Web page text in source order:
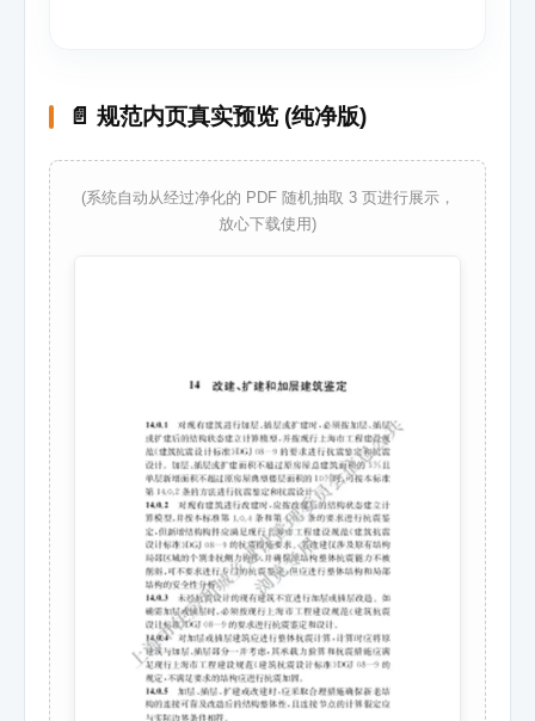
📄 规范内页真实预览 (纯净版)
(系统自动从经过净化的 PDF 随机抽取 3 页进行展示，
放心下载使用)